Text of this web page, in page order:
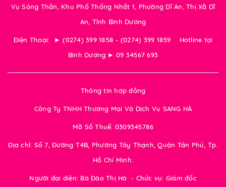
Vụ Sóng Thần, Khu Phố Thống Nhất 1, Phường Dĩ An, Thị Xã Dĩ
An, Tỉnh Bình Dương
Điện Thoại: ► (0274) 399 1858 - (0274) 399 1859 Hotline tại
Bình Dương:► 09 34567 693
Thông tin hợp đồng
Công Ty TNHH Thương Mại Và Dịch Vụ SANG HÀ
Mã Số Thuế: 0309345786
Địa chỉ: Số 7, Đường T4B, Phường Tây Thạnh, Quận Tân Phú, Tp.
Hồ Chí Minh.
Người đại diện: Bà Đào Thị Hà - Chức vụ: Giám đốc